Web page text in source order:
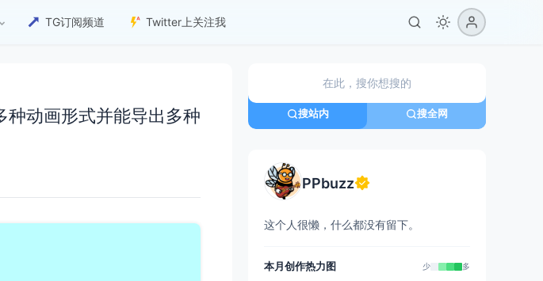
TG订阅频道 Twitter上关注我
动画形式并能导出多种
搜站内 搜全网
PPbuzz
这个人很懒，什么都没有留下。
本月创作热力图 少 多